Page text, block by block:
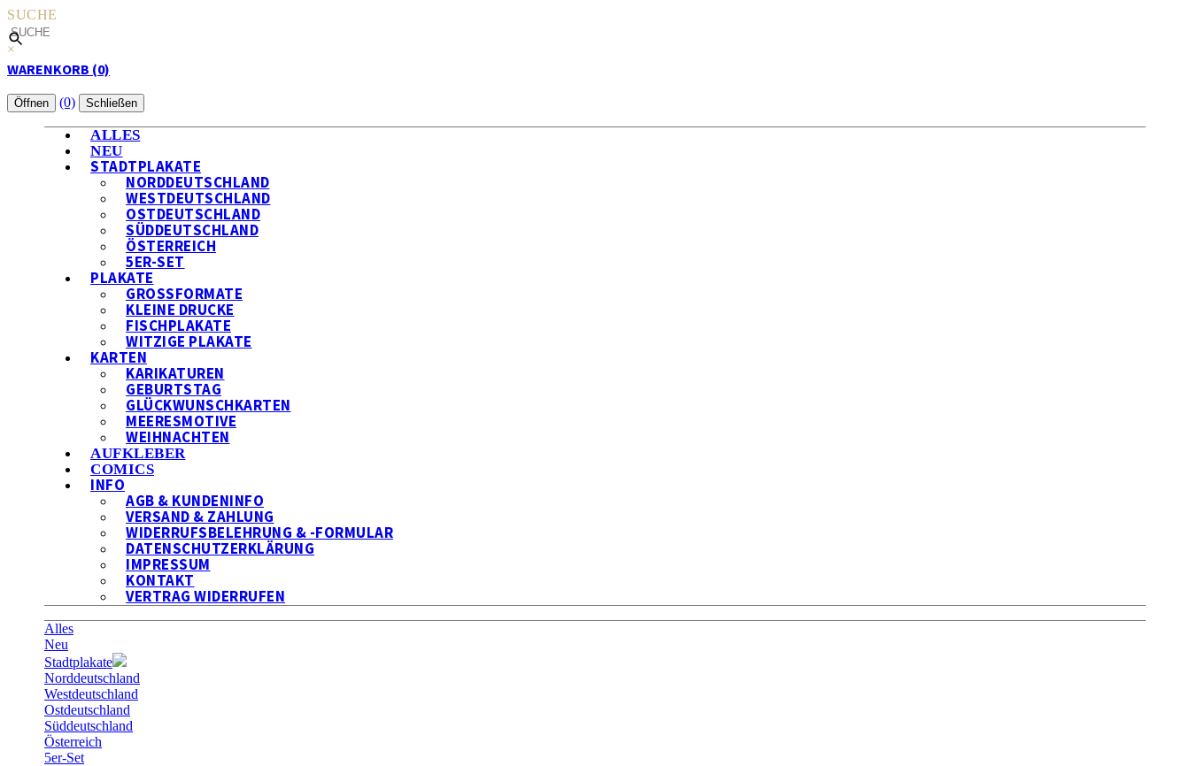
SUCHE
×
WARENKORB (0)
Öffnen (0) Schließen
ALLES
NEU
STADTPLAKATE
NORDDEUTSCHLAND
WESTDEUTSCHLAND
OSTDEUTSCHLAND
SÜDDEUTSCHLAND
ÖSTERREICH
5ER-SET
PLAKATE
GROSSFORMATE
KLEINE DRUCKE
FISCHPLAKATE
WITZIGE PLAKATE
KARTEN
KARIKATUREN
GEBURTSTAG
GLÜCKWUNSCHKARTEN
MEERESMOTIVE
WEIHNACHTEN
AUFKLEBER
COMICS
INFO
AGB & KUNDENINFO
VERSAND & ZAHLUNG
WIDERRUFSBELEHRUNG & -FORMULAR
DATENSCHUTZERKLÄRUNG
IMPRESSUM
KONTAKT
VERTRAG WIDERRUFEN
Alles
Neu
Stadtplakate
Norddeutschland
Westdeutschland
Ostdeutschland
Süddeutschland
Österreich
5er-Set